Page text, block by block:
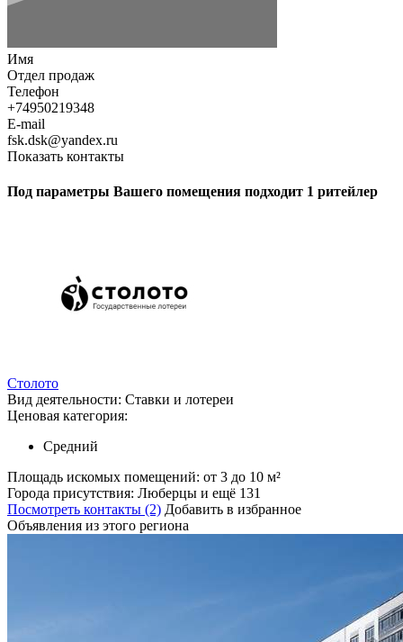
Имя
Отдел продаж
Телефон
+74950219348
E-mail
fsk.dsk@yandex.ru
Показать контакты
Под параметры Вашего помещения подходит 1 ритейлер
Столото
Вид деятельности: Ставки и лотереи
Ценовая категория:
Средний
Площадь искомых помещений: от 3 до 10 м²
Города присутствия: Люберцы и ещё 131
Посмотреть контакты (2) Добавить в избранное
Объявления из этого региона